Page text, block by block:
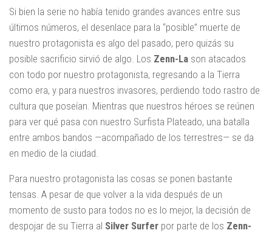
Si bien la serie no había tenido grandes avances entre sus
últimos números, el desenlace para la “posible” muerte de
nuestro protagonista es algo del pasado, pero quizás su
posible sacrificio sirvió de algo. Los Zenn-La son atacados
con todo por nuestro protagonista, regresando a la Tierra
como era, y para nuestros invasores, perdiendo todo rastro de
cultura que poseían. Mientras que nuestros héroes se reúnen
para ver qué pasa con nuestro Surfista Plateado, una batalla
entre ambos bandos —acompañado de los terrestres— se da
en medio de la ciudad.
Para nuestro protagonista las cosas se ponen bastante
tensas. A pesar de que volver a la vida después de un
momento de susto para todos no es lo mejor, la decisión de
despojar de su Tierra al Silver Surfer por parte de los Zenn-